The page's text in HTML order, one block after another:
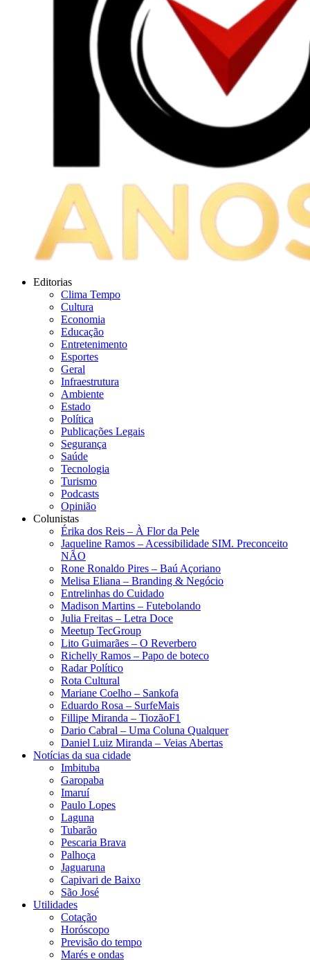
Editorias
Clima Tempo
Cultura
Economia
Educação
Entretenimento
Esportes
Geral
Infraestrutura
Ambiente
Estado
Política
Publicações Legais
Segurança
Saúde
Tecnologia
Turismo
Podcasts
Opinião
Colunistas
Érika dos Reis​ – À Flor da Pele
Jaqueline Ramos – Acessibilidade SIM. Preconceito
NÃO
Rone Ronaldo Pires – Baú Açoriano
Melisa Eliana – Branding & Negócio
Entrelinhas do Cuidado
Madison Martins – Futebolando
Julia Freitas​ – Letra Doce
Meetup TecGroup
Lito Guimarães – O Reverbero
Richelly Ramos​ – Papo de boteco
Radar Político
Rota Cultural
Mariane Coelho – Sankofa
Eduardo Rosa​ – SurfeMais
Fillipe Miranda – TiozãoF1
Dario Cabral – Uma Coluna Qualquer
Daniel Luiz Miranda – Veias Abertas
Notícias da sua cidade
Imbituba
Garopaba
Imaruí
Paulo Lopes
Laguna
Tubarão
Pescaria Brava
Palhoça
Jaguaruna
Capivari de Baixo
São José
Utilidades
Cotação
Horóscopo
Previsão do tempo
Marés e ondas